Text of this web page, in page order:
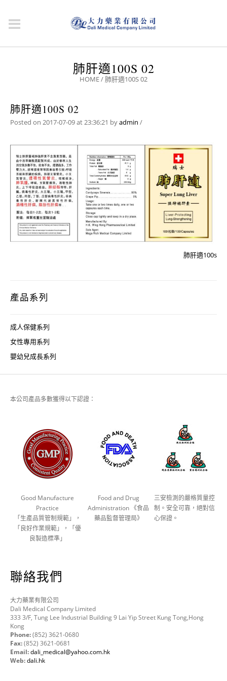
肺肝適100S 02
HOME/ 肺肝適100S 02
肺肝適100S 02
Posted on 2017-07-09 at 23:36:21 byadmin /
肺肝適100s
產品系列
成人保健系列
女性專用系列
嬰幼兒成長系列
本公司產品多數獲得以下認證：
Good Manufacture
Practice
「生產品質管制規範」，
「良好作業規範」，「優
良製造標準」
Food and Drug
Administration 《食品
藥品監督管理局》
三安檢測的嚴格質量控
制。安全可靠，絕對信
心保證。
聯絡我們
大力藥業有限公司
Dali Medical Company Limited
333 3/F, Tung Lee Industrial Building 9 Lai Yip Street Kung Tong,Hong
Kong
Phone:(852) 3621-0680
Fax:(852) 3621-0681
Email:dali_medical@yahoo.com.hk
Web:dali.hk